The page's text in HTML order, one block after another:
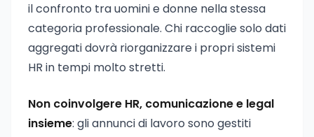
il confronto tra uomini e donne nella stessa
categoria professionale. Chi raccoglie solo dati
aggregati dovrà riorganizzare i propri sistemi
HR in tempi molto stretti.
Non coinvolgere HR, comunicazione e legal
insieme: gli annunci di lavoro sono gestiti